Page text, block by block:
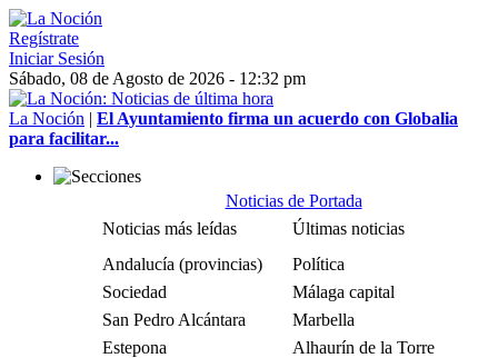
Regístrate
Iniciar Sesión
Sábado, 08 de Agosto de 2026 - 12:32 pm
La Noción | El Ayuntamiento firma un acuerdo con Globalia
para facilitar...
Noticias de Portada
Noticias más leídas
Últimas noticias
Andalucía (provincias)
Política
Sociedad
Málaga capital
San Pedro Alcántara
Marbella
Estepona
Alhaurín de la Torre